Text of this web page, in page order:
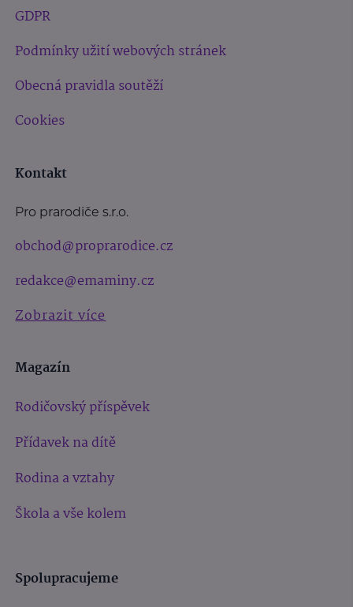
GDPR
Podmínky užití webových stránek
Obecná pravidla soutěží
Cookies
Kontakt
Pro prarodiče s.r.o.
obchod@proprarodice.cz
redakce@emaminy.cz
Zobrazit více
Magazín
Rodičovský příspěvek
Přídavek na dítě
Rodina a vztahy
Škola a vše kolem
Spolupracujeme